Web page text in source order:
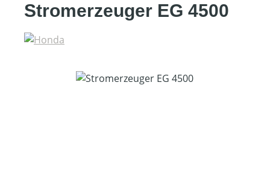
Stromerzeuger EG 4500
Bildergalerie überspringen